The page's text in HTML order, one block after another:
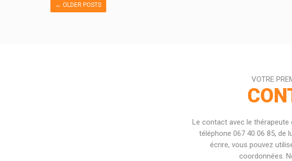
← OLDER POSTS
VOTRE
Le contact avec le
téléphone 067 40 06 85, de
écrire, vous pouvez
coordonnées.